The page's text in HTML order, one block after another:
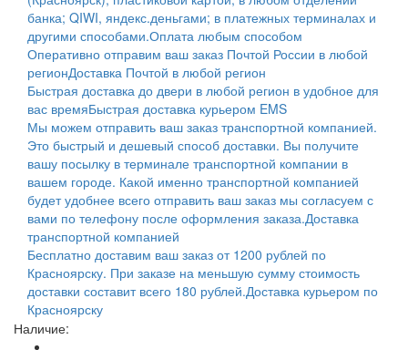
банка; QIWI, яндекс.деньгами; в платежных терминалах и
другими способами.Оплата любым способом
Оперативно отправим ваш заказ Почтой России в любой
регионДоставка Почтой в любой регион
Быстрая доставка до двери в любой регион в удобное для
вас времяБыстрая доставка курьером EMS
Мы можем отправить ваш заказ транспортной компанией.
Это быстрый и дешевый способ доставки. Вы получите
вашу посылку в терминале транспортной компании в
вашем городе. Какой именно транспортной компанией
будет удобнее всего отправить ваш заказ мы согласуем с
вами по телефону после оформления заказа.Доставка
транспортной компанией
Бесплатно доставим ваш заказ от 1200 рублей по
Красноярску. При заказе на меньшую сумму стоимость
доставки составит всего 180 рублей.Доставка курьером по
Красноярску
Наличие: